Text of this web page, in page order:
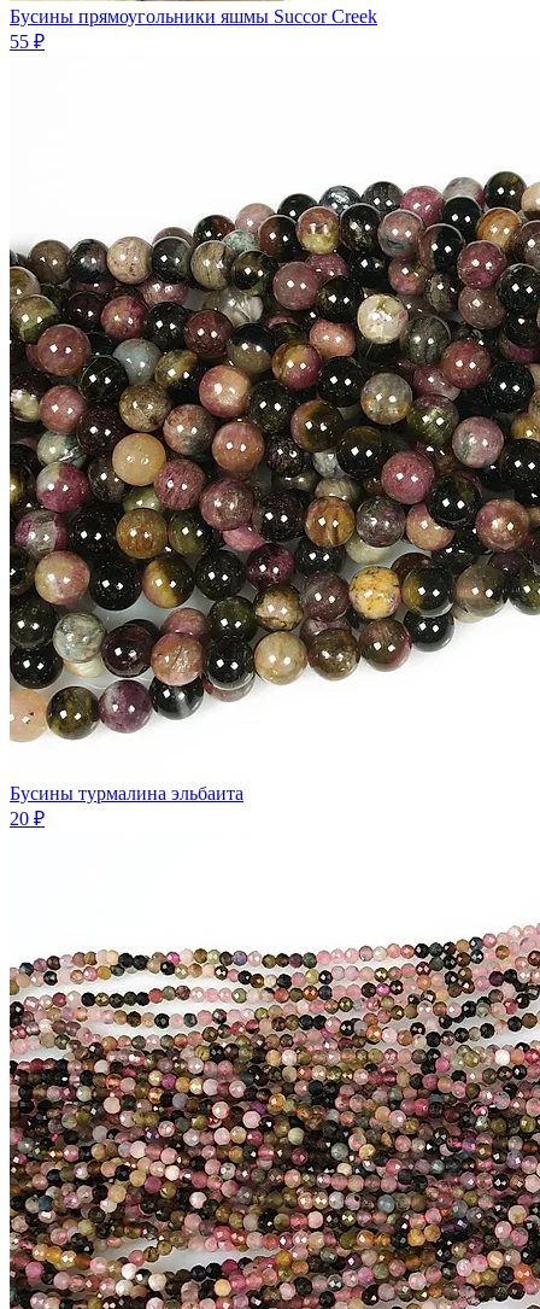
Бусины прямоугольники яшмы Succor Creek
55 ₽
Бусины турмалина эльбаита
20 ₽